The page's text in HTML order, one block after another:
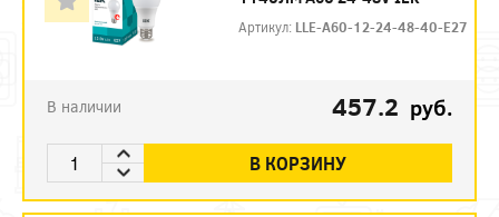
Артикул: LLE-A60-12-24-48-40-E27
В наличии 457.2 руб.
В КОРЗИНУ